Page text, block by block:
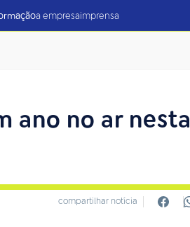
a empresaimprensa
ano no ar nesta
compartilhar notícia